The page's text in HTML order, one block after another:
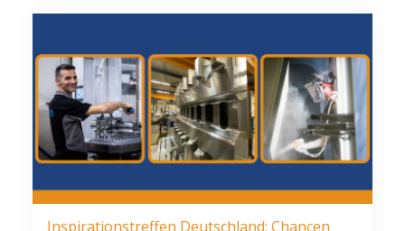
Inspirationstreffen Deutschland: Chancen